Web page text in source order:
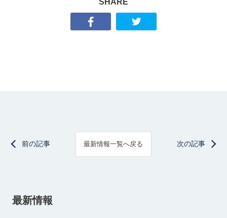
前の記事 最新情報一覧へ戻る 次の記事
最新情報